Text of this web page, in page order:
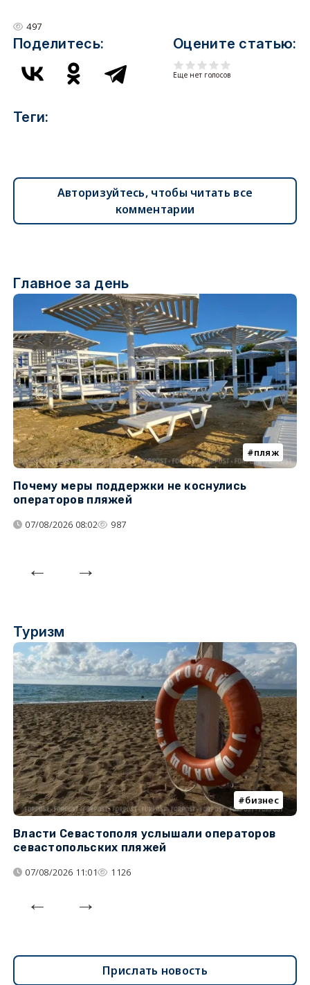
497
Поделитесь: Оцените статью:
Еще нет голосов
Теги:
Авторизуйтесь, чтобы читать все
комментарии
Главное за день
пляж
Почему меры поддержки не коснулись
операторов пляжей
07/08/2026 08:02 987
Туризм
бизнес
Власти Севастополя услышали операторов
севастопольских пляжей
07/08/2026 11:01 1126
Прислать новость